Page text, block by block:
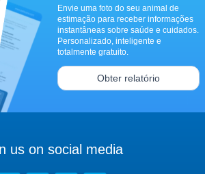
Envie uma foto do seu animal de
estimação para receber informações
instantâneas sobre saúde e cuidados.
Personalizado, inteligente e
totalmente gratuito.
Obter relatório
us on social media